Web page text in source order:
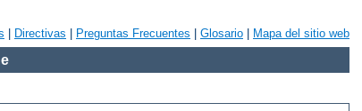
Directivas Preguntas Frecuentes Glosario Mapa del sitio web